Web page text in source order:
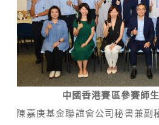
中國香港賽區參賽師
陳嘉庚基金聯誼會公司秘書兼副